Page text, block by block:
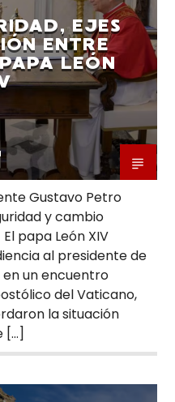
EJES
ENTRE
LEÓN
Gustavo Petro
y cambio
papa León XIV
al presidente de
en un encuentro
del Vaticano,
la situación
[…]